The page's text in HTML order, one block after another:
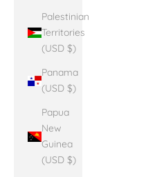
Palestinian
Territories
(USD $)
Panama
(USD $)
Papua
New
Guinea
(USD $)